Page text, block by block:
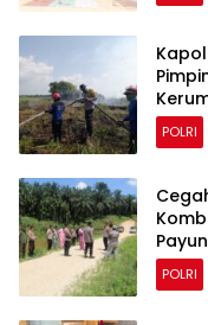
POLRI
POLRI